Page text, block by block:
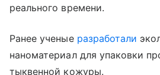
реального времени.
Ранее ученые разработали
наноматериал для упаковки
тыквенной кожуры.